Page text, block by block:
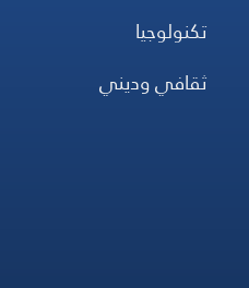
تكنولوجيا
ثقافي وديني